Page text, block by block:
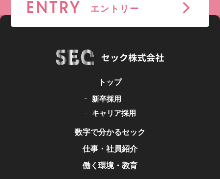
ENTRY エントリー
トップ
新卒採用
キャリア採用
数字で分かるセック
仕事・社員紹介
働く環境・教育